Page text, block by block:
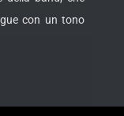
con un tono